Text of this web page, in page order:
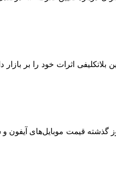
اثرات خود را بر